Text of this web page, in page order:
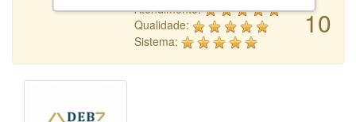
10
Atendimento:
Qualidade:
Sistema: